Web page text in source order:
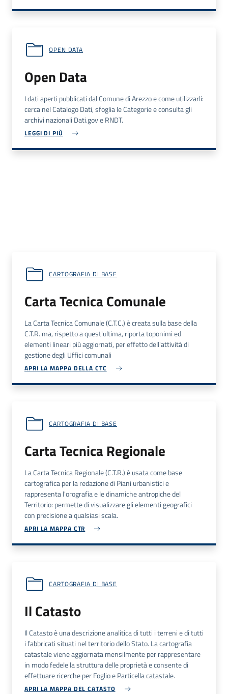
OPEN DATA
Open Data
I dati aperti pubblicati dal Comune di Arezzo e come utilizzarli:
cerca nel Catalogo Dati, sfoglia le Categorie e consulta gli
archivi nazionali Dati.gov e RNDT.
LEGGI DI PIÙ
CARTOGRAFIA DI BASE
Carta Tecnica Comunale
La Carta Tecnica Comunale (C.T.C.) è creata sulla base della
C.T.R. ma, rispetto a quest'ultima, riporta toponimi ed
elementi lineari più aggiornati, per effetto dell'attività di
gestione degli Uffici comunali
APRI LA MAPPA DELLA CTC
CARTOGRAFIA DI BASE
Carta Tecnica Regionale
La Carta Tecnica Regionale (C.T.R.) è usata come base
cartografica per la redazione di Piani urbanistici e
rappresenta l'orografia e le dinamiche antropiche del
Territorio: permette di visualizzare gli elementi geografici
con precisione a qualsiasi scala.
APRI LA MAPPA CTR
CARTOGRAFIA DI BASE
Il Catasto
Il Catasto è una descrizione analitica di tutti i terreni e di tutti
i fabbricati situati nel territorio dello Stato. La cartografia
catastale viene aggiornata mensilmente per rappresentare
in modo fedele la struttura delle proprietà e consente di
effettuare ricerche per Foglio e Particella catastale.
APRI LA MAPPA DEL CATASTO